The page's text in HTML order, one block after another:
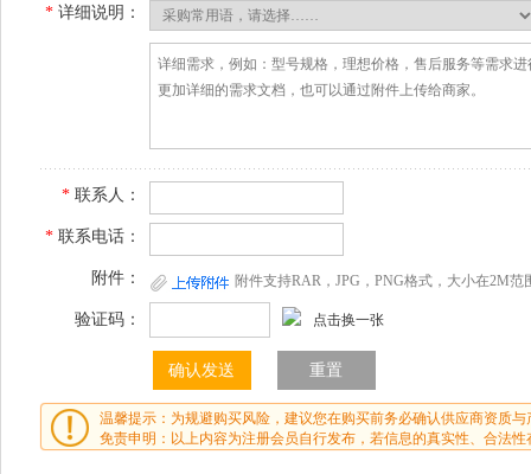
* 详细说明：
* 联系人：
* 联系电话：
附件： 附件支持RAR，JPG，PNG格式，大小在2M范
验证码： 点击换一张
温馨提示：为规避购买风险，建议您在购买前务必确认供应商资质与
免责申明：以上内容为注册会员自行发布，若信息的真实性、合法性